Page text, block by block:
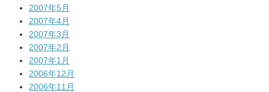
2007年5月
2007年4月
2007年3月
2007年2月
2007年1月
2006年12月
2006年11月